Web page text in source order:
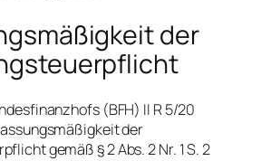
der
(BFH) II R 5/20
der
gemäß § 2 Abs. 2 Nr. 1 S. 2